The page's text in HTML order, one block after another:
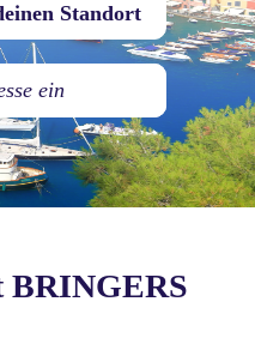
Standort
BRINGERS